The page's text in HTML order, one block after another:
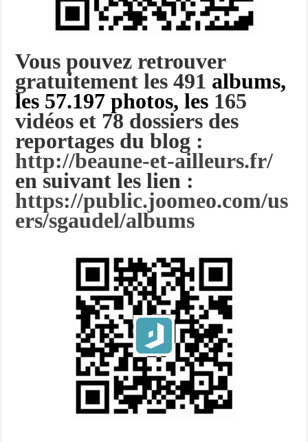
Vous pouvez retrouver
gratuitement les 491 albums,
les 57.197 photos, les 165
vidéos et 78 dossiers des
reportages du blog :
http://beaune-et-ailleurs.fr/
en suivant les lien :
https://public.joomeo.com/us
ers/sgaudel/albums